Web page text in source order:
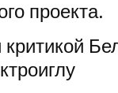
проекта.